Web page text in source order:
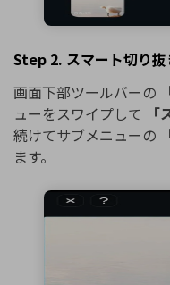
Step 2. スマート切り抜
画面下部ツールバーの
ューをスワイプして
続けてサブメニューの
ます。